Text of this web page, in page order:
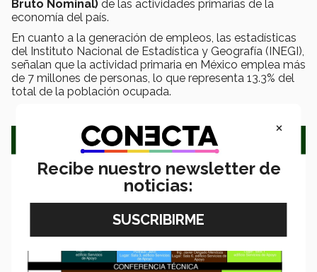
Bruto Nominal) de las actividades primarias de la
economía del país.
En cuanto a la generación de empleos, las estadísticas
del Instituto Nacional de Estadística y Geografía (INEGI),
señalan que la actividad primaria en México emplea más
de 7 millones de personas, lo que representa 13.3% del
total de la población ocupada.
×
Recibe nuestro newsletter de
noticias: